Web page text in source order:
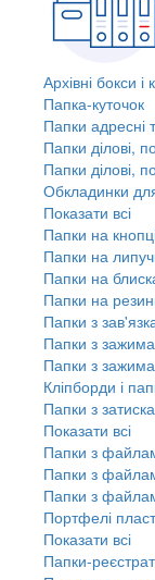
Архівні бокси і
Папка-куточок
Папки адресні
Папки ділові,
Папки ділові,
Обкладинки
Показати всі
Папки на
Папки на
Папки на
Папки на
Папки з
Папки з
Папки з
Кліпборди і
Папки з
Показати всі
Папки з
Папки з
Папки з
Портфелі
Показати всі
Папки-